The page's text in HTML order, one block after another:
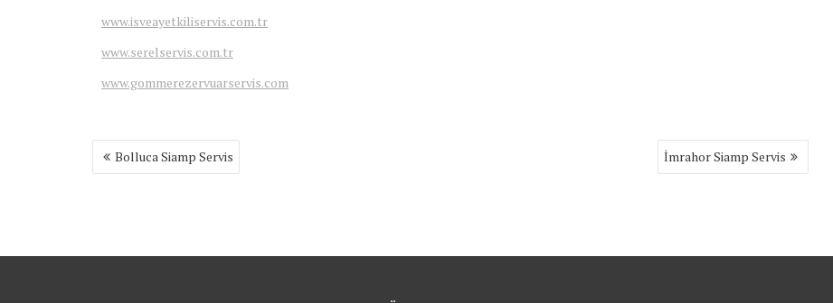
www.isveayetkiliservis.com.tr
www.serelservis.com.tr
www.gommerezervuarservis.com
Yazı
gezinmesi
Bolluca Siamp Servis İmrahor Siamp Servis